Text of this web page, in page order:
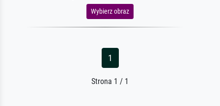
Wybierz obraz
1
Strona 1 / 1